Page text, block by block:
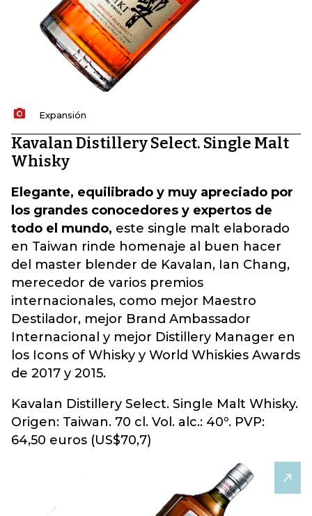
Expansión
Kavalan Distillery Select. Single Malt
Whisky
Elegante, equilibrado y muy apreciado por
los grandes conocedores y expertos de
todo el mundo, este single malt elaborado
en Taiwan rinde homenaje al buen hacer
del master blender de Kavalan, Ian Chang,
merecedor de varios premios
internacionales, como mejor Maestro
Destilador, mejor Brand Ambassador
Internacional y mejor Distillery Manager en
los Icons of Whisky y World Whiskies Awards
de 2017 y 2015.
Kavalan Distillery Select. Single Malt Whisky.
Origen: Taiwan. 70 cl. Vol. alc.: 40º. PVP:
64,50 euros (US$70,7)